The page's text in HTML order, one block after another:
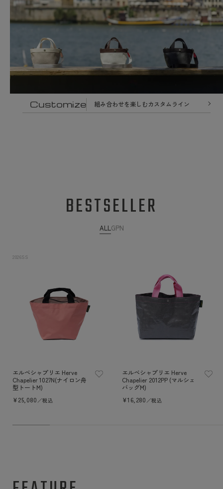
Customize 組み合わせを楽しむカスタムライン
BESTSELLER
ALL GPN
2026SS
エルベシャプリエ Herve
Chapelier 1027N(ナイロン舟
型トートM)
通
¥25,080 ／税込
エルベシャプリエ Herve
Chapelier 2012PP (マルシェ
バッグM)
通
¥16,280 ／税込